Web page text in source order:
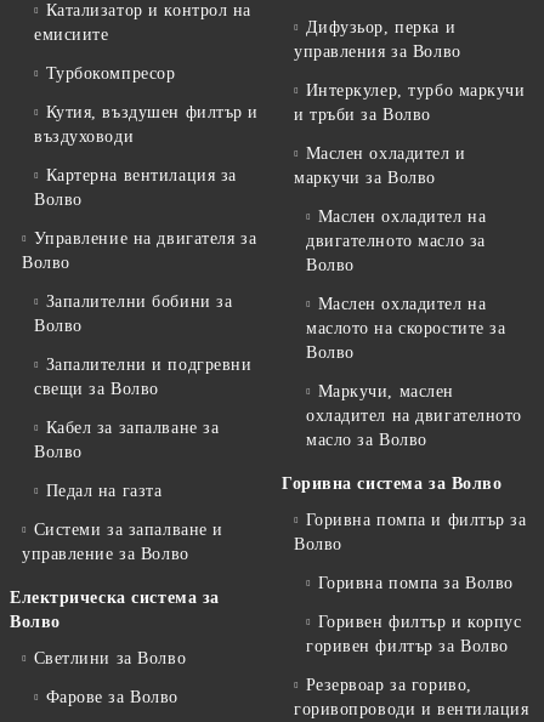
Катализатор и контрол на
емисиите
Турбокомпресор
Кутия, въздушен филтър и
въздуховоди
Картерна вентилация за
Волво
Управление на двигателя за
Волво
Запалителни бобини за
Волво
Запалителни и подгревни
свещи за Волво
Кабел за запалване за
Волво
Педал на газта
Системи за запалване и
управление за Волво
Електрическа система за
Волво
Светлини за Волво
Фарове за Волво
Дифузьор, перка и
управления за Волво
Интеркулер, турбо маркучи
и тръби за Волво
Маслен охладител и
маркучи за Волво
Маслен охладител на
двигателното масло за
Волво
Маслен охладител на
маслото на скоростите за
Волво
Маркучи, маслен
охладител на двигателното
масло за Волво
Горивна система за Волво
Горивна помпа и филтър за
Волво
Горивна помпа за Волво
Горивен филтър и корпус
горивен филтър за Волво
Резервоар за гориво,
горивопроводи и вентилация